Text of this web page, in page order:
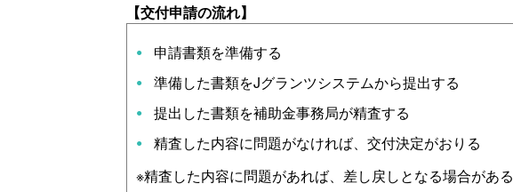
【交付申請の流れ】
申請書類を準備する
準備した書類をJグランツシステムから提出する
提出した書類を補助金事務局が精査する
精査した内容に問題がなければ、交付決定がおりる
※精査した内容に問題があれば、差し戻しとなる場合がある